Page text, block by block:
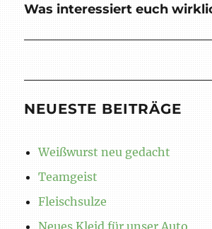
Nächster
Was interessiert euch
NEUESTE BEITRÄGE
Weißwurst neu gedacht
Teamgeist
Fleischsulze
Neues Kleid für unser Auto